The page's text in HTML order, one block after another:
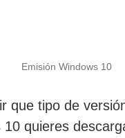
Emisión Windows 10
que tipo de
10 quieres